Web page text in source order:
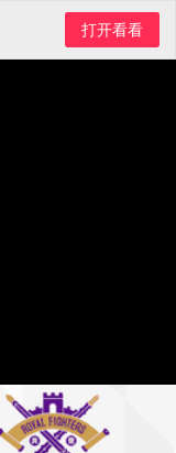
打开看看